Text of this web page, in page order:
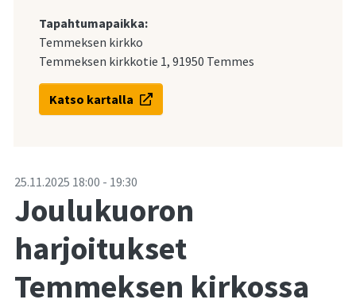
Tapahtumapaikka:
Temmeksen kirkko
Temmeksen kirkkotie 1, 91950 Temmes
Katso kartalla
-25.11.2025 18:00 - 19:30
Joulukuoron
harjoitukset
Temmeksen kirkossa